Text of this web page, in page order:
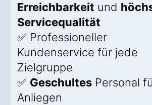
Erreichbarkeit und
Servicequalität
✅ Professioneller
Kundenservice für jede
Zielgruppe
✅ Geschultes Personal
Anliegen